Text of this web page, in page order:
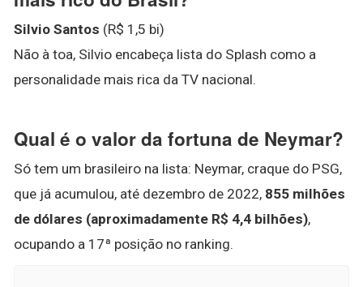
Silvio Santos (R$ 1,5 bi)
Não à toa, Silvio encabeça lista do Splash como a
personalidade mais rica da TV nacional.
Qual é o valor da fortuna de Neymar?
Só tem um brasileiro na lista: Neymar, craque do PSG,
que já acumulou, até dezembro de 2022, 855 milhões
de dólares (aproximadamente R$ 4,4 bilhões),
ocupando a 17ª posição no ranking.